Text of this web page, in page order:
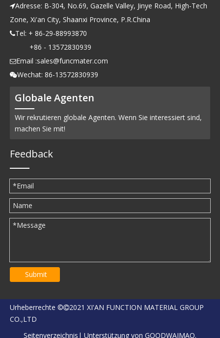
Adresse: B-304, No.69, Gazelle Valley, Jinye Road, High-Tech
Zone, Xi'an City, Shaanxi Province, P.R.China
Tel: + 86-29-88993870
+86 - 13572830939
Email :sales@funcmater.com
Wechat: 86-13572830939
Globale Agenten
Wir rekrutieren globale Agenten. Wenn Sie interessiert sind,
machen Sie mit!
Feedback
Submit
Urheberrechte ©2021 XI'AN FUNCTION MATERIAL GROUP
CO.,LTD
Seitenverzeichnis | Unterstützung von GOODWAIMAO.